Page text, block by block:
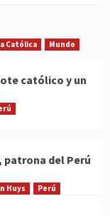
Católica Mundo
católico y un
patrona del Perú
Huys Perú